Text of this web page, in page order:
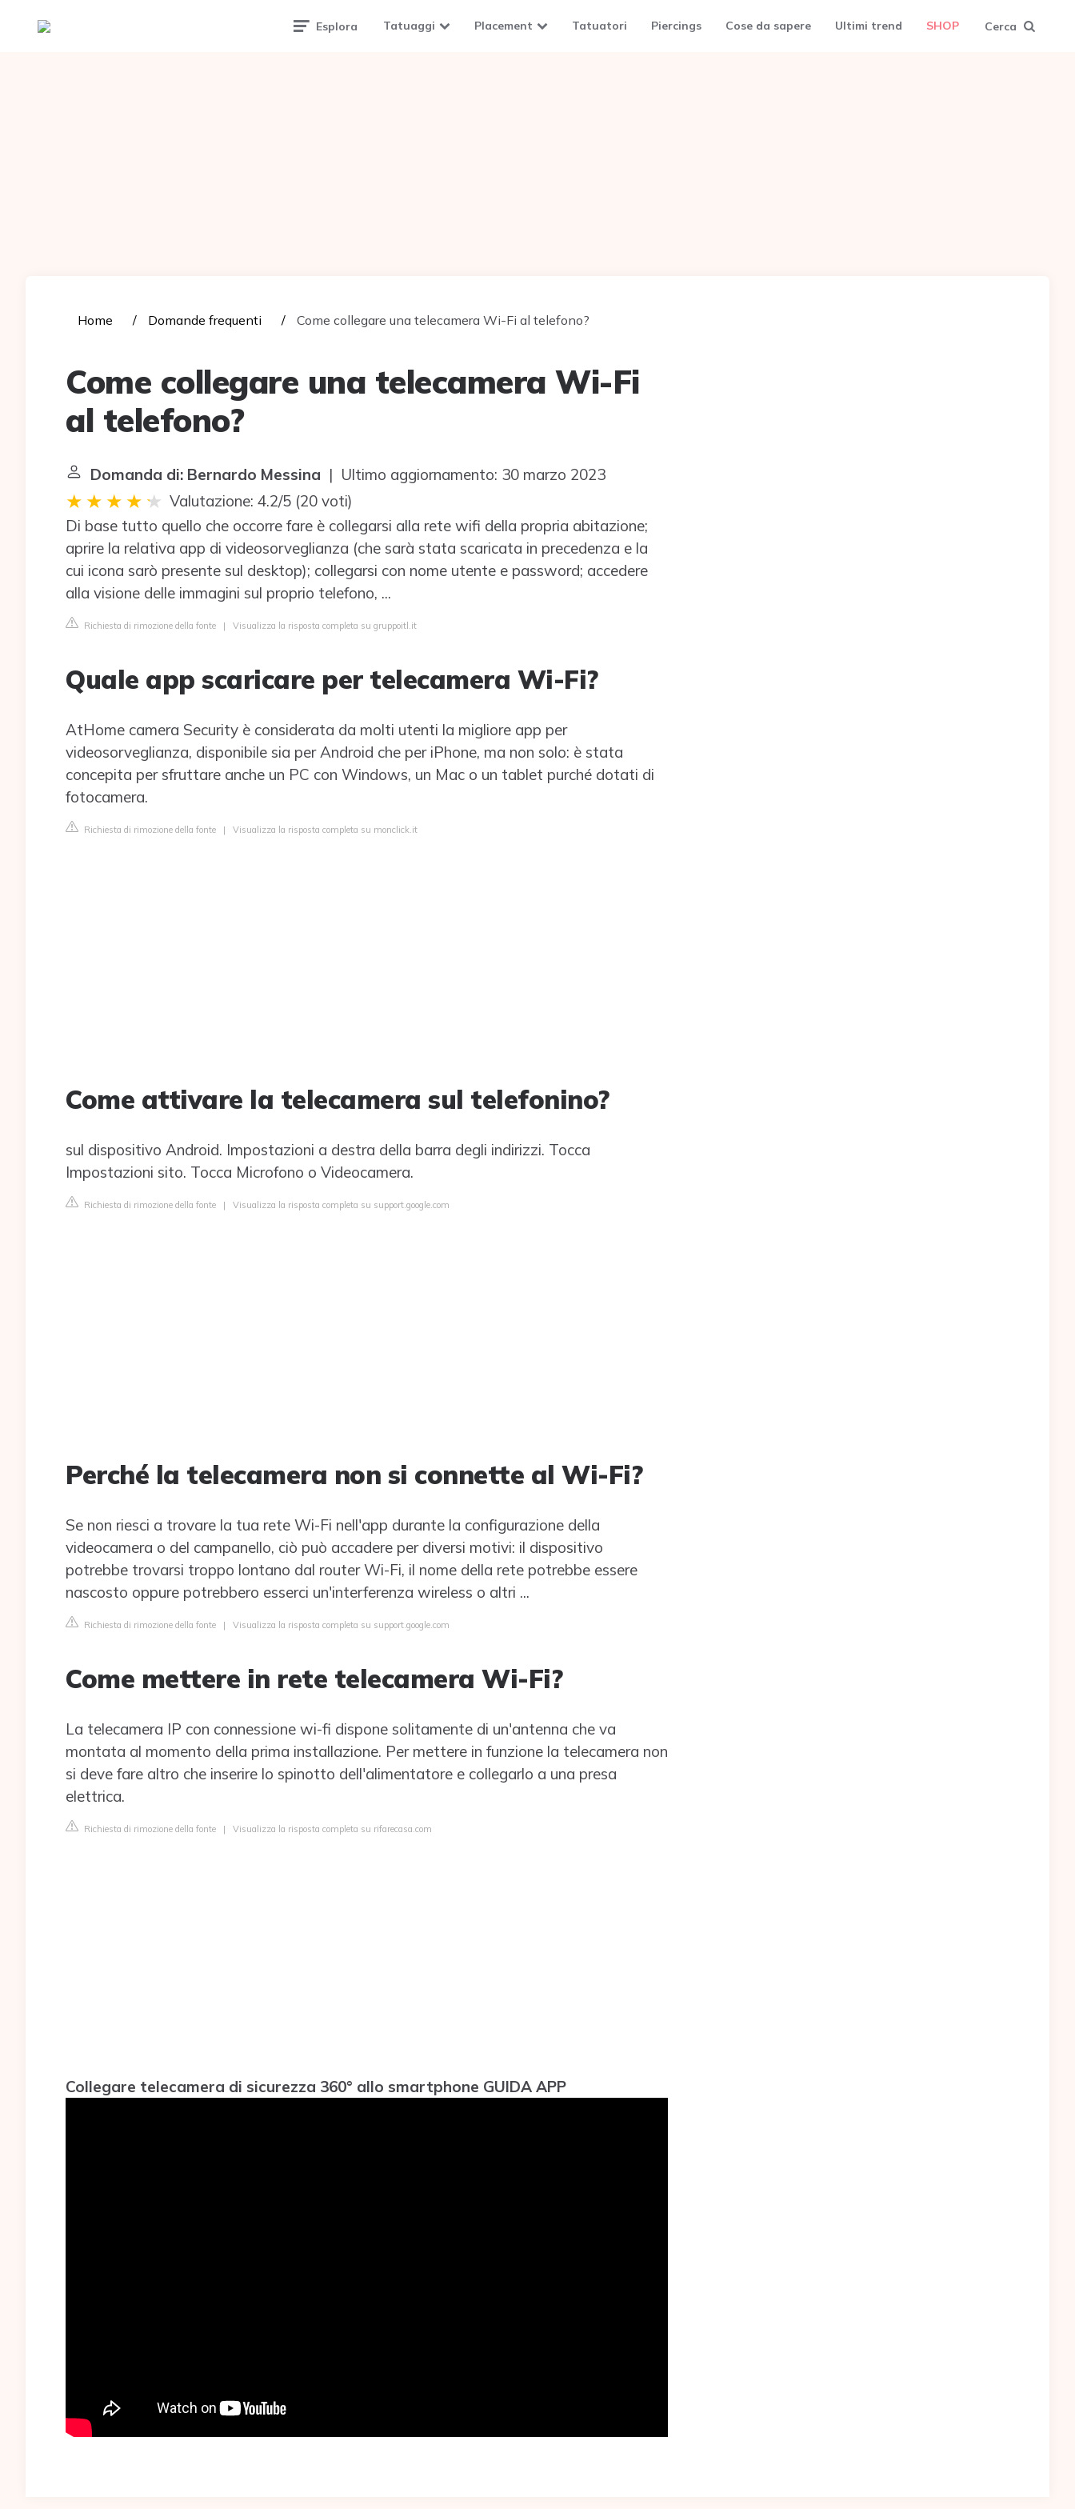
Tattoomuse.it Esplora Tatuaggi Placement Tatuatori Piercings Cose da sapere Ultimi trend SHOP Cerca
Home Domande frequenti Come collegare una telecamera Wi-Fi al telefono?
Come collegare una telecamera Wi-Fi
al telefono?
Domanda di: Bernardo Messina | Ultimo aggiornamento: 30 marzo 2023
Valutazione: 4.2/5 (20 voti)
Di base tutto quello che occorre fare è collegarsi alla rete wifi della propria abitazione;
aprire la relativa app di videosorveglianza (che sarà stata scaricata in precedenza e la
cui icona sarò presente sul desktop); collegarsi con nome utente e password; accedere
alla visione delle immagini sul proprio telefono, ...
Richiesta di rimozione della fonte | Visualizza la risposta completa su gruppoitl.it
Quale app scaricare per telecamera Wi-Fi?
AtHome camera Security è considerata da molti utenti la migliore app per
videosorveglianza, disponibile sia per Android che per iPhone, ma non solo: è stata
concepita per sfruttare anche un PC con Windows, un Mac o un tablet purché dotati di
fotocamera.
Richiesta di rimozione della fonte | Visualizza la risposta completa su monclick.it
Come attivare la telecamera sul telefonino?
sul dispositivo Android. Impostazioni a destra della barra degli indirizzi. Tocca
Impostazioni sito. Tocca Microfono o Videocamera.
Richiesta di rimozione della fonte | Visualizza la risposta completa su support.google.com
Perché la telecamera non si connette al Wi-Fi?
Se non riesci a trovare la tua rete Wi-Fi nell'app durante la configurazione della
videocamera o del campanello, ciò può accadere per diversi motivi: il dispositivo
potrebbe trovarsi troppo lontano dal router Wi-Fi, il nome della rete potrebbe essere
nascosto oppure potrebbero esserci un'interferenza wireless o altri ...
Richiesta di rimozione della fonte | Visualizza la risposta completa su support.google.com
Come mettere in rete telecamera Wi-Fi?
La telecamera IP con connessione wi-fi dispone solitamente di un'antenna che va
montata al momento della prima installazione. Per mettere in funzione la telecamera non
si deve fare altro che inserire lo spinotto dell'alimentatore e collegarlo a una presa
elettrica.
Richiesta di rimozione della fonte | Visualizza la risposta completa su rifarecasa.com
Collegare telecamera di sicurezza 360° allo smartphone GUIDA APP